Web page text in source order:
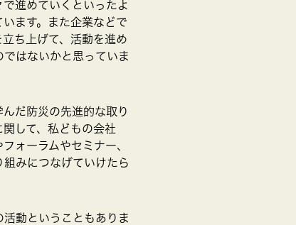
進めていくといったよ
ます。また企業などで
ち上げて、活動を進め
はないかと思っていま
だ防災の先進的な取り
して、私どもの会社
ォーラムやセミナー、
みにつなげていけたら
動ということもありま